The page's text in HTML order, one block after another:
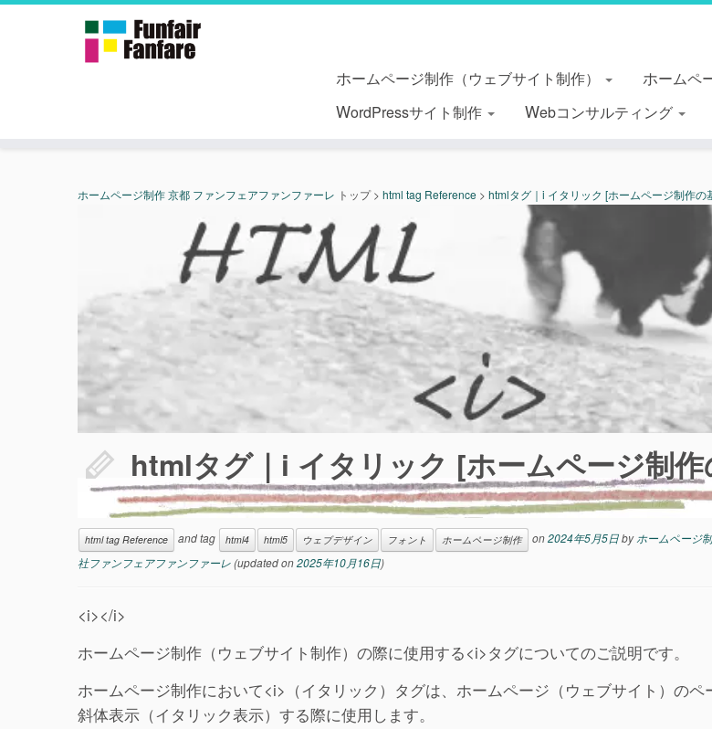
ホームページ制作（ウェブサイト制作） ホーム
WordPressサイト制作
Webコンサルティング
ホームページ制作 京都 ファンフェアファンファーレ トップ> html tag Reference > htmlタグ｜i イタリック [ホームページ制作の
htmlタグ｜i イタリック [ホームページ制
html tag Reference and tag html4 html5 ウェブデザイン フォント ホームページ制作 on2024年5月5日byホームページ
社ファンフェアファンファーレ(updated on2025年10月16日)
<i></i>
ホームページ制作（ウェブサイト制作）の際に使用する<i>タグについてのご説明です。
ホームページ制作において<i>（イタリック）タグは、ホームページ（ウェブサイト）のペ
斜体表示（イタリック表示）する際に使用します。